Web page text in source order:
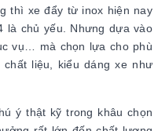
thì xe đẩy từ inox hiện nay
là chủ yếu. Nhưng dựa vào
vụ… mà chọn lựa cho phù
liệu, kiểu dáng xe như
ý thật kỹ trong khâu chọn